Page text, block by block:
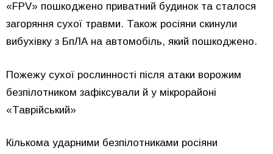
«FPV» пошкоджено приватний будинок та сталося
загоряння сухої травми. Також росіяни скинули
вибухівку з БпЛА на автомобіль, який пошкоджено.
Пожежу сухої рослинності після атаки ворожим
безпілотником зафіксували й у мікрорайоні
«Таврійський»
Кількома ударними безпілотниками росіяни